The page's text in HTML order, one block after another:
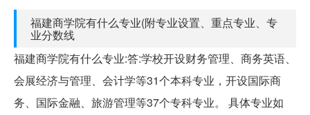
福建商学院有什么专业(附专业设置、重点专业、专
业分数线
福建商学院有什么专业:答:学校开设财务管理、商务英语、
会展经济与管理、会计学等31个本科专业，开设国际商
务、国际金融、旅游管理等37个专科专业。 具体专业如